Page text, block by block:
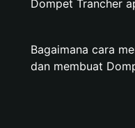
Dompet Trancher
Bagaimana cara
dan membuat